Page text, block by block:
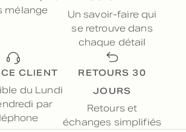
mélange
Un savoir-faire qui
se retrouve dans
chaque détail
CLIENT
du Lundi
par
RETOURS 30
JOURS
Retours et
échanges simplifiés